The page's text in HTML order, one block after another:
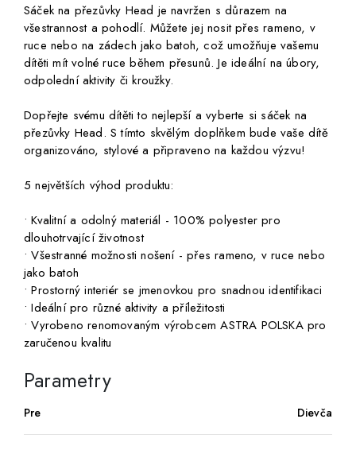
Sáček na přezůvky Head je navržen s důrazem na
všestrannost a pohodlí. Můžete jej nosit přes rameno, v
ruce nebo na zádech jako batoh, což umožňuje vašemu
dítěti mít volné ruce během přesunů. Je ideální na úbory,
odpolední aktivity či kroužky.
Dopřejte svému dítěti to nejlepší a vyberte si sáček na
přezůvky Head. S tímto skvělým doplňkem bude vaše dítě
organizováno, stylové a připraveno na každou výzvu!
5 největších výhod produktu:
• Kvalitní a odolný materiál - 100% polyester pro
dlouhotrvající životnost
• Všestranné možnosti nošení - přes rameno, v ruce nebo
jako batoh
• Prostorný interiér se jmenovkou pro snadnou identifikaci
• Ideální pro různé aktivity a příležitosti
• Vyrobeno renomovaným výrobcem ASTRA POLSKA pro
zaručenou kvalitu
Parametry
Pre Dievča